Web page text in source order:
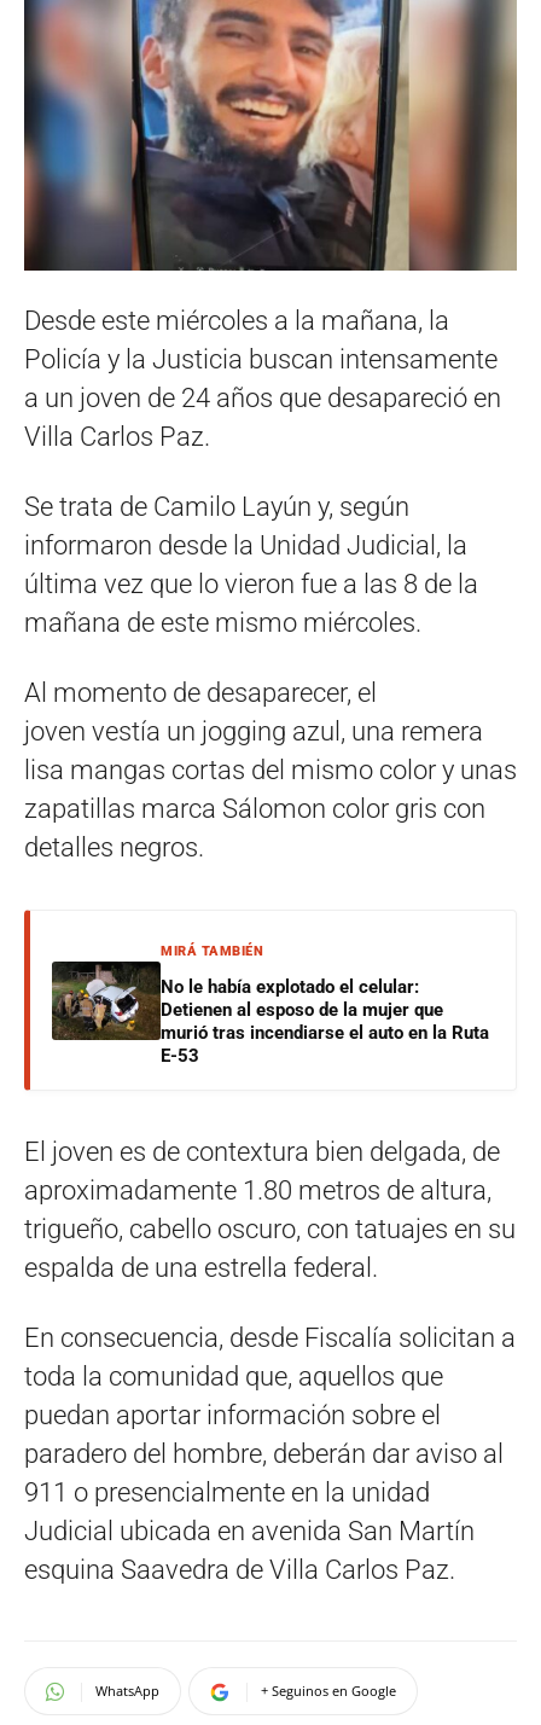
Desde este miércoles a la mañana, la
Policía y la Justicia buscan intensamente
a un joven de 24 años que desapareció en
Villa Carlos Paz.
Se trata de Camilo Layún y, según
informaron desde la Unidad Judicial, la
última vez que lo vieron fue a las 8 de la
mañana de este mismo miércoles.
Al momento de desaparecer, el
joven vestía un jogging azul, una remera
lisa mangas cortas del mismo color y unas
zapatillas marca Sálomon color gris con
detalles negros.
MIRÁ TAMBIÉN
No le había explotado el celular:
Detienen al esposo de la mujer que
murió tras incendiarse el auto en la Ruta
E-53
El joven es de contextura bien delgada, de
aproximadamente 1.80 metros de altura,
trigueño, cabello oscuro, con tatuajes en su
espalda de una estrella federal.
En consecuencia, desde Fiscalía solicitan a
toda la comunidad que, aquellos que
puedan aportar información sobre el
paradero del hombre, deberán dar aviso al
911 o presencialmente en la unidad
Judicial ubicada en avenida San Martín
esquina Saavedra de Villa Carlos Paz.
WhatsApp + Seguinos en Google